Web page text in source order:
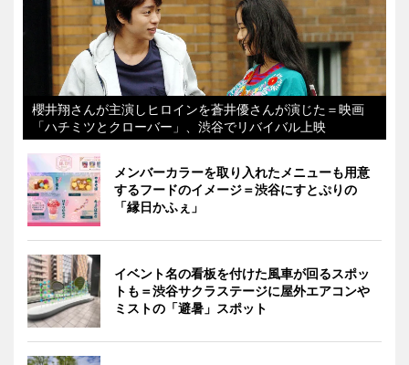
櫻井翔さんが主演しヒロインを蒼井優さんが演じた＝映画
「ハチミツとクローバー」、渋谷でリバイバル上映
メンバーカラーを取り入れたメニューも用意
するフードのイメージ＝渋谷にすとぷりの
「縁日かふぇ」
イベント名の看板を付けた風車が回るスポッ
トも＝渋谷サクラステージに屋外エアコンや
ミストの「避暑」スポット